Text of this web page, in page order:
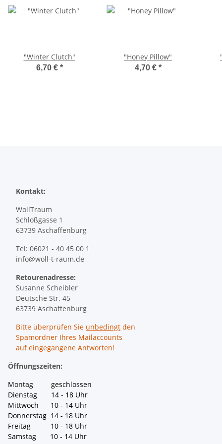
"Winter Clutch"
6,70 € *
"Honey Pillow"
4,70 € *
Kontakt:
WollTraum
Schloßgasse 1
63739 Aschaffenburg
Tel: 06021 - 40 45 00 1
info@woll-t-raum.de
Retourenadresse:
Susanne Scheibler
Deutsche Str. 45
63739 Aschaffenburg
Bitte überprüfen Sie unbedingt den
Spamordner Ihres Mailaccounts
auf eingegangene Antworten!
Öffnungszeiten:
Montag geschlossen
Dienstag 14 - 18 Uhr
Mittwoch 10 - 14 Uhr
Donnerstag 14 - 18 Uhr
Freitag 10 - 18 Uhr
Samstag 10 - 14 Uhr